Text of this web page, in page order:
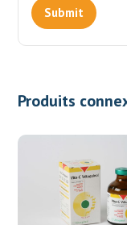
Produits